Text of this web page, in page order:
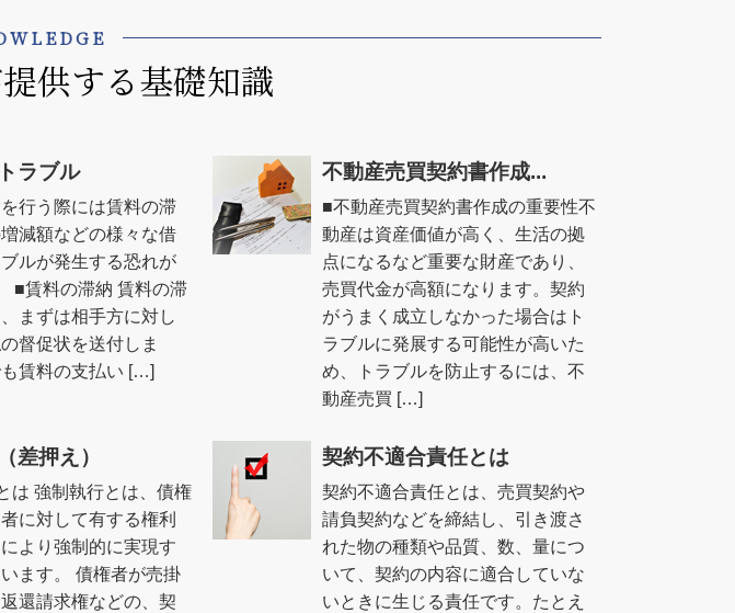
供する基礎知識
ラブル
行う際には賃料の滞
減額などの様々な借
ルが発生する恐れが
■賃料の滞納 賃料の滞
まずは相手方に対し
督促状を送付しま
賃料の支払い […]
不動産売買契約書作成...
■不動産売買契約書作成の重要性不
動産は資産価値が高く、生活の拠
点になるなど重要な財産であり、
売買代金が高額になります。契約
がうまく成立しなかった場合はト
ラブルに発展する可能性が高いた
め、トラブルを防止するには、不
動産売買 […]
差押え）
は 強制執行とは、債権
に対して有する権利
より強制的に実現す
ます。 債権者が売掛
還請求権などの、契
契約不適合責任とは
契約不適合責任とは、売買契約や
請負契約などを締結し、引き渡さ
れた物の種類や品質、数、量につ
いて、契約の内容に適合していな
いときに生じる責任です。たとえ